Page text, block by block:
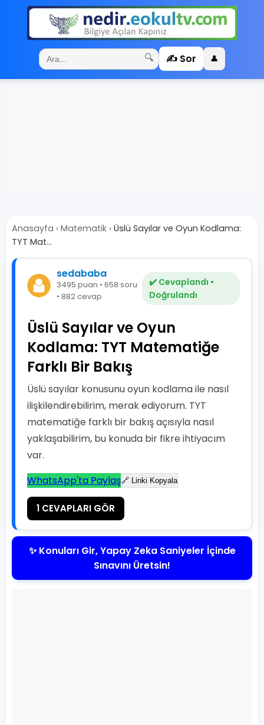
🔍 ✍️ Sor 👤
Anasayfa › Matematik › Üslü Sayılar ve Oyun Kodlama:
TYT Mat...
sedababa
3495 puan • 658 soru
• 882 cevap
✔️ Cevaplandı •
Doğrulandı
Üslü Sayılar ve Oyun
Kodlama: TYT Matematiğe
Farklı Bir Bakış
Üslü sayılar konusunu oyun kodlama ile nasıl
ilişkilendirebilirim, merak ediyorum. TYT
matematiğe farklı bir bakış açısıyla nasıl
yaklaşabilirim, bu konuda bir fikre ihtiyacım
var.
WhatsApp'ta Paylaş🔗 Linki Kopyala
1 CEVAPLARI GÖR
✨ Konuları Gir, Yapay Zeka Saniyeler İçinde
Sınavını Üretsin!